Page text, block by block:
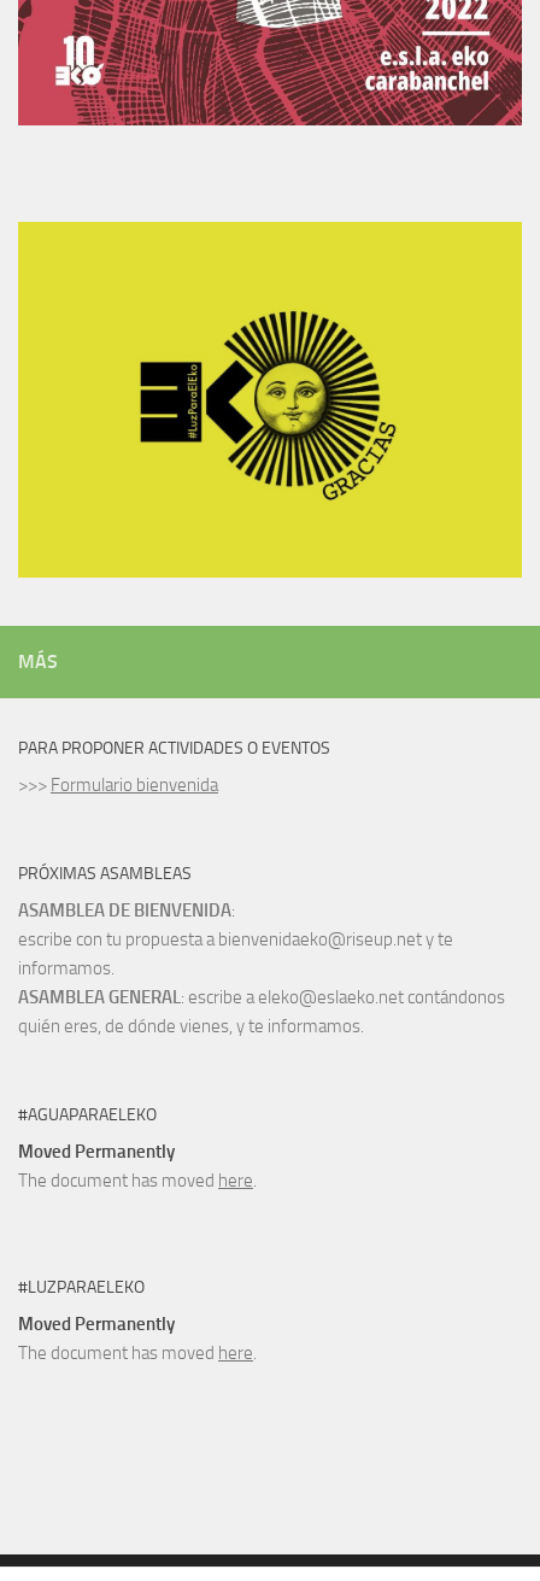
MÁS
PARA PROPONER ACTIVIDADES O EVENTOS
>>> Formulario bienvenida
PRÓXIMAS ASAMBLEAS
ASAMBLEA DE BIENVENIDA:
escribe con tu propuesta a bienvenidaeko@riseup.net y te
informamos.
ASAMBLEA GENERAL: escribe a eleko@eslaeko.net contándonos
quién eres, de dónde vienes, y te informamos.
#AGUAPARAELEKO
Moved Permanently
The document has moved here.
#LUZPARAELEKO
Moved Permanently
The document has moved here.